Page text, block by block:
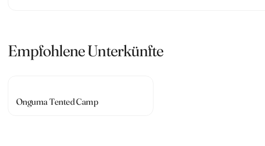
Empfohlene Unterkünfte
Onguma Tented Camp